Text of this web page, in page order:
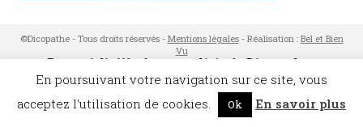
©Dicopathe - Tous droits réservés - Mentions légales- Réalisation : Bel et Bien
Vu
Restez à l'affût des actualités de Dicopathe -
Abonnez-vous !
En poursuivant votre navigation sur ce site, vous
acceptez l'utilisation de cookies.
Ok En savoir plus